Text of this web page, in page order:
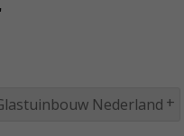
Nederland